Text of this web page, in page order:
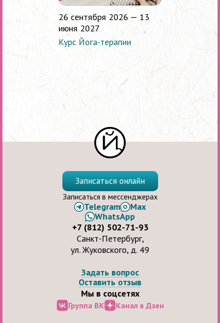
26 сентября 2026 — 13
июня 2027
Курс Йога-терапии
Задать вопрос
Оставить отзыв
Мы в соцсетях
Группа ВК Канал в Дзен
Записаться онлайн
Записаться в мессенджерах
Telegram
Max
WhatsApp
+7 (812) 502-71-93
Санкт-Петербург,
ул. Жуковского, д. 49